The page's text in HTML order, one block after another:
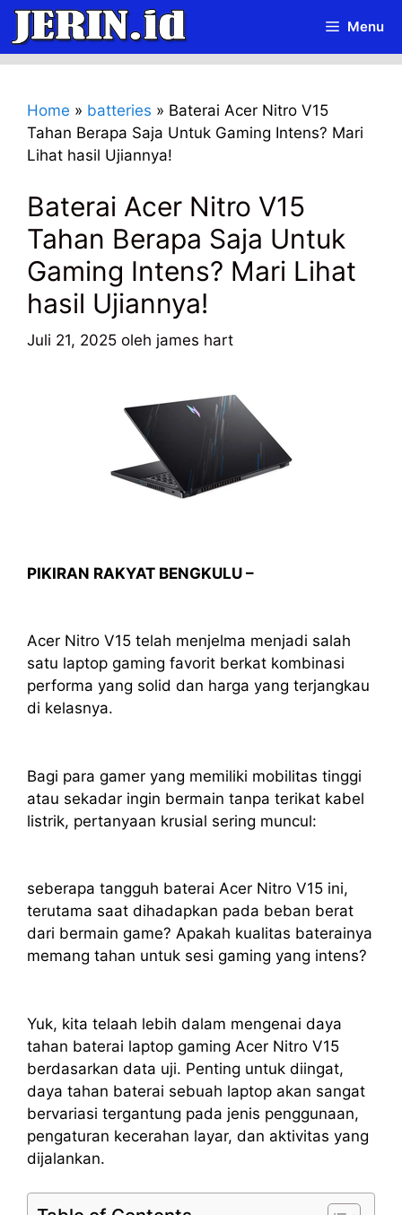
Langsung
isi
Menu
Home » batteries » Baterai Acer Nitro V15
Tahan Berapa Saja Untuk Gaming Intens? Mari
Lihat hasil Ujiannya!
Baterai Acer Nitro V15
Tahan Berapa Saja Untuk
Gaming Intens? Mari Lihat
hasil Ujiannya!
Juli 21, 2025 oleh james hart
PIKIRAN RAKYAT BENGKULU –
Acer Nitro V15 telah menjelma menjadi salah
satu laptop gaming favorit berkat kombinasi
performa yang solid dan harga yang terjangkau
di kelasnya.
Bagi para gamer yang memiliki mobilitas tinggi
atau sekadar ingin bermain tanpa terikat kabel
listrik, pertanyaan krusial sering muncul:
seberapa tangguh baterai Acer Nitro V15 ini,
terutama saat dihadapkan pada beban berat
dari bermain game? Apakah kualitas baterainya
memang tahan untuk sesi gaming yang intens?
Yuk, kita telaah lebih dalam mengenai daya
tahan baterai laptop gaming Acer Nitro V15
berdasarkan data uji. Penting untuk diingat,
daya tahan baterai sebuah laptop akan sangat
bervariasi tergantung pada jenis penggunaan,
pengaturan kecerahan layar, dan aktivitas yang
dijalankan.